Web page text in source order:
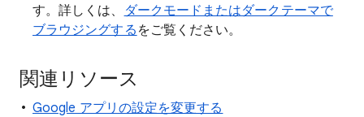
す。詳しくは、
ダークモードまたはダークテーマで
ブラウジングする をご覧ください。
関連リソース
Google アプリの設定を変更する